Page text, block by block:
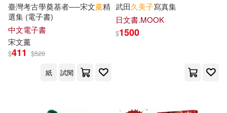
グローバルメディアエンタテイン
鈴村あいり(205)
グラフィティジャパン(202)
北京理工大學出版社(730)
中國人民大學出版社(721)
臺灣考古學奠基者──宋文薰精
選集 (電子書)
中文電子書
宋文薰
$411 $520
紙
試閱
武田久美子寫真集
日文書.MOOK
$1500